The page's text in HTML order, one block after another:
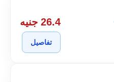
26.4 جنيه
تفاصيل